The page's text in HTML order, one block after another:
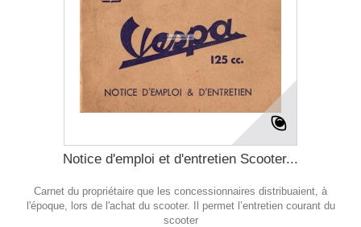
Notice d'emploi et d'entretien Scooter...
Carnet du propriétaire que les concessionnaires distribuaient, à
l'époque, lors de l'achat du scooter. Il permet l’entretien courant du
scooter